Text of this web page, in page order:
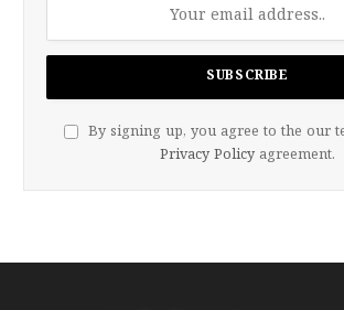
By signing up, you agree to the our
Privacy Policy agreement.